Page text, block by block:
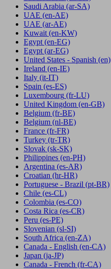
Saudi Arabia (ar-SA)
UAE (en-AE)
UAE (ar-AE)
Kuwait (en-KW)
Egypt (en-EG)
Egypt (ar-EG)
United States - Spanish (en)
Ireland (en-IE)
Italy (it-IT)
Spain (es-ES)
Luxembourg (fr-LU)
United Kingdom (en-GB)
Belgium (fr-BE)
Belgium (nl-BE)
France (fr-FR)
Turkey (tr-TR)
Slovak (sk-SK)
Philippines (en-PH)
Argentina (es-AR)
Croatian (hr-HR)
Portuguese - Brazil (pt-BR)
Chile (es-CL)
Colombia (es-CO)
Costa Rica (es-CR)
Peru (es-PE)
Slovenian (sl-SI)
South Africa (en-ZA)
Canada - English (en-CA)
Japan (ja-JP)
Canada - French (fr-CA)